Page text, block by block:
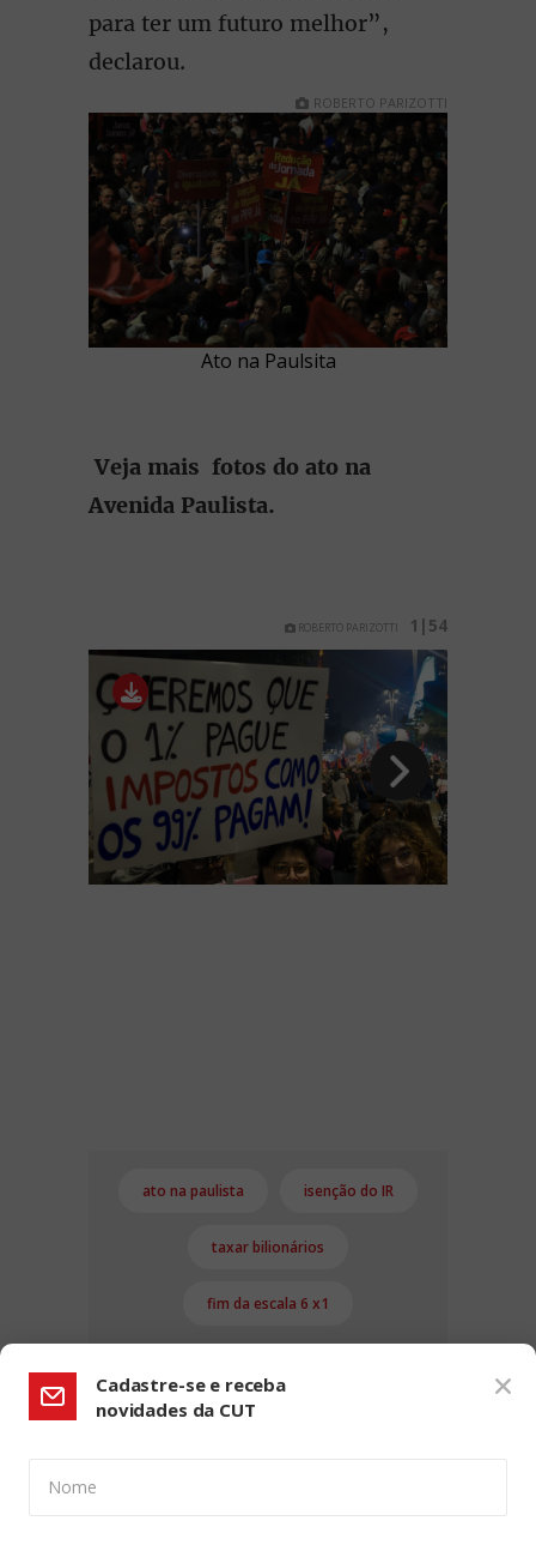
para ter um futuro melhor”,
declarou.
ROBERTO PARIZOTTI
Ato na Paulsita
Veja mais fotos do ato na
Avenida Paulista.
ato na paulista isenção do IR
taxar bilionários
fim da escala 6 x1
Cadastre-se e receba
novidades da CUT
Nome